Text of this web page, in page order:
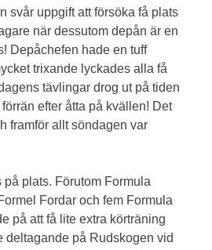
svår uppgift att försöka få plats
när dessutom depån är en
Depåchefen hade en tuff
trixande lyckades alla få
tävlingar drog ut på tiden
efter åtta på kvällen! Det
framför allt söndagen var
plats. Förutom Formula
Fordar och fem Formula
på att få lite extra körträning
deltagande på Rudskogen vid